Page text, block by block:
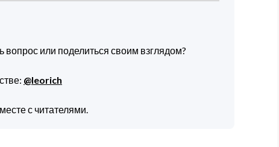
вопрос или поделиться своим взглядом?
@leorich
с читателями.